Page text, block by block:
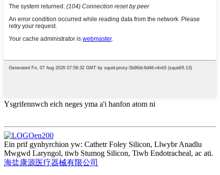
Ysgrifennwch eich neges yma a'i hanfon atom ni
Ein prif gynhyrchion yw: Cathetr Foley Silicon, Llwybr Anadlu
Mwgwd Laryngol, tiwb Stumog Silicon, Tiwb Endotracheal, ac ati.
海盐康源医疗器械有限公司